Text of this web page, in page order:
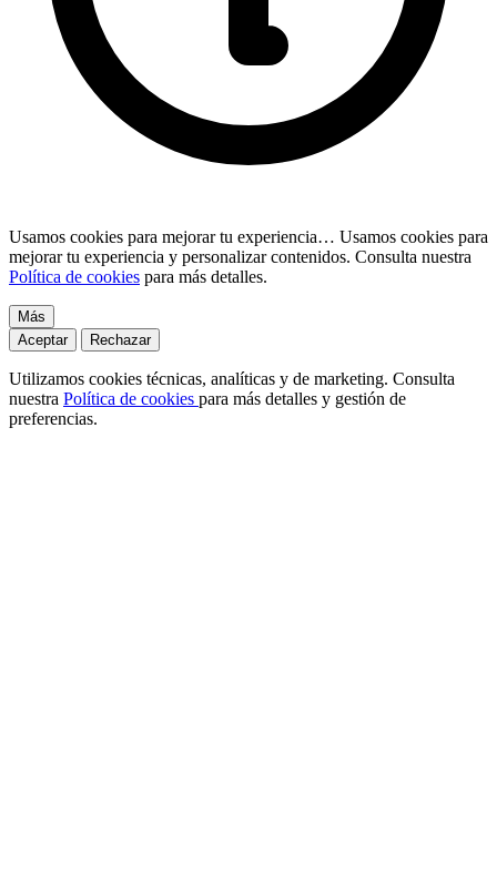
Usamos cookies para mejorar tu experiencia… Usamos cookies para
mejorar tu experiencia y personalizar contenidos. Consulta nuestra
Política de cookies para más detalles.
Más
Aceptar
Rechazar
Utilizamos cookies técnicas, analíticas y de marketing. Consulta
nuestra Política de cookies para más detalles y gestión de
preferencias.